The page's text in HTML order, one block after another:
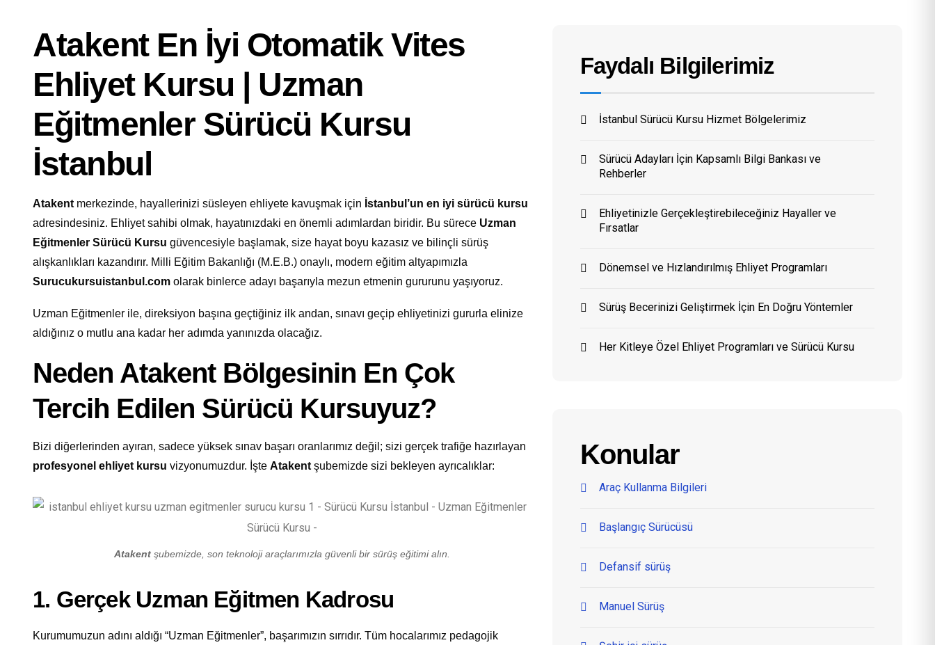
Atakent En İyi Otomatik Vites
Ehliyet Kursu | Uzman
Eğitmenler Sürücü Kursu
İstanbul
Atakent merkezinde, hayallerinizi süsleyen ehliyete kavuşmak için İstanbul’un en iyi sürücü kursu
adresindesiniz. Ehliyet sahibi olmak, hayatınızdaki en önemli adımlardan biridir. Bu sürece Uzman
Eğitmenler Sürücü Kursu güvencesiyle başlamak, size hayat boyu kazasız ve bilinçli sürüş
alışkanlıkları kazandırır. Milli Eğitim Bakanlığı (M.E.B.) onaylı, modern eğitim altyapımızla
Surucukursuistanbul.com olarak binlerce adayı başarıyla mezun etmenin gururunu yaşıyoruz.
Uzman Eğitmenler ile, direksiyon başına geçtiğiniz ilk andan, sınavı geçip ehliyetinizi gururla elinize
aldığınız o mutlu ana kadar her adımda yanınızda olacağız.
Neden Atakent Bölgesinin En Çok
Tercih Edilen Sürücü Kursuyuz?
Bizi diğerlerinden ayıran, sadece yüksek sınav başarı oranlarımız değil; sizi gerçek trafiğe hazırlayan
profesyonel ehliyet kursu vizyonumuzdur. İşte Atakent şubemizde sizi bekleyen ayrıcalıklar:
Atakentşubemizde, son teknoloji araçlarımızla güvenli bir sürüş eğitimi alın.
1. Gerçek Uzman Eğitmen Kadrosu
Kurumumuzun adını aldığı “Uzman Eğitmenler”, başarımızın sırrıdır. Tüm hocalarımız pedagojik
Faydalı Bilgilerimiz
İstanbul Sürücü Kursu Hizmet Bölgelerimiz
Sürücü Adayları İçin Kapsamlı Bilgi Bankası ve
Rehberler
Ehliyetinizle Gerçekleştirebileceğiniz Hayaller ve
Fırsatlar
Dönemsel ve Hızlandırılmış Ehliyet Programları
Sürüş Becerinizi Geliştirmek İçin En Doğru Yöntemler
Her Kitleye Özel Ehliyet Programları ve Sürücü Kursu
Konular
Araç Kullanma Bilgileri
Başlangıç Sürücüsü
Defansif sürüş
Manuel Sürüş